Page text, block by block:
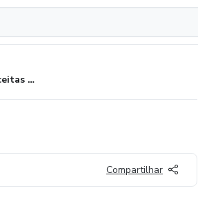
Caderno de receitas da Ekedji
Compartilhar